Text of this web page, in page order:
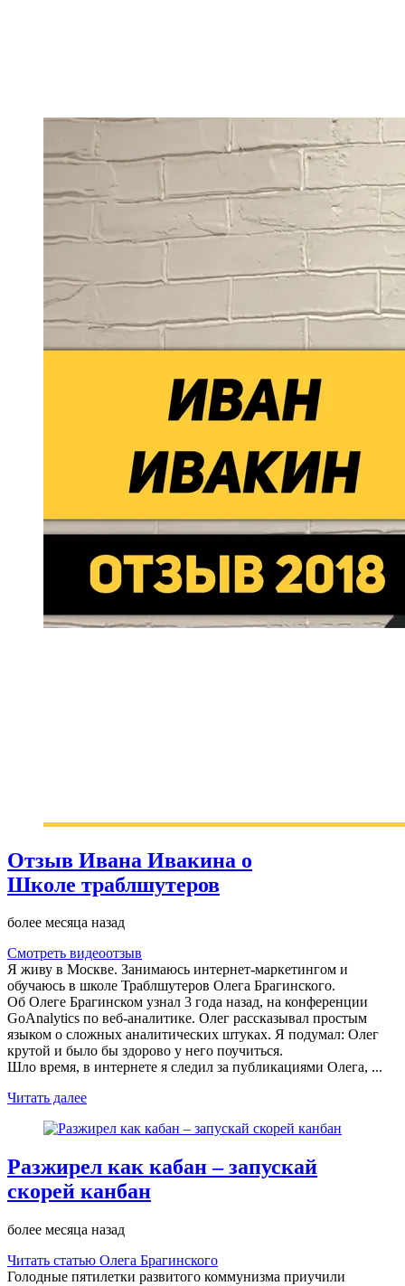
Отзыв Ивана Ивакина о
Школе траблшутеров
более месяца назад
Смотреть видеоотзыв
Я живу в Москве. Занимаюсь интернет-маркетингом и
обучаюсь в школе Траблшутеров Олега Брагинского.
Об Олеге Брагинском узнал 3 года назад, на конференции
GoAnalytics по веб-аналитике. Олег рассказывал простым
языком о сложных аналитических штуках. Я подумал: Олег
крутой и было бы здорово у него поучиться.
Шло время, в интернете я следил за публикациями Олега, ...
Читать далее
Разжирел как кабан – запускай
скорей канбан
более месяца назад
Читать статью Олега Брагинского
Голодные пятилетки развитого коммунизма приучили